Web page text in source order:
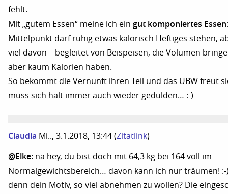
fehlt.
Mit „gutem Essen“ meine ich ein gut komponiertes Essen
Mittelpunkt darf ruhig etwas kalorisch Heftiges stehen,
viel davon – begleitet von Beispeisen, die Volumen
aber kaum Kalorien haben.
So bekommt die Vernunft ihren Teil und das UBW freut
muss sich halt immer auch wieder gedulden… :-)
Claudia Mi.., 3.1.2018, 13:44 (Zitatlink)
@Elke: na hey, du bist doch mit 64,3 kg bei 164 voll im
Normalgewichtsbereich… davon kann ich nur träumen! :-
denn dein Motiv, so viel abnehmen zu wollen? Die